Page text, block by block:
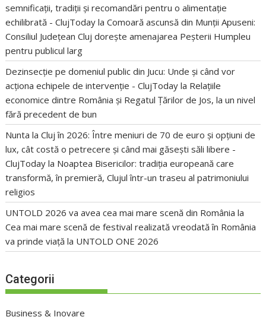
semnificații, tradiții și recomandări pentru o alimentație
echilibrată - ClujToday laComoară ascunsă din Munții Apuseni:
Consiliul Județean Cluj dorește amenajarea Peșterii Humpleu
pentru publicul larg
Dezinsecție pe domeniul public din Jucu: Unde și când vor
acționa echipele de intervenție - ClujToday la Relațiile
economice dintre România și Regatul Țărilor de Jos, la un nivel
fără precedent de bun
Nunta la Cluj în 2026: Între meniuri de 70 de euro și opțiuni de
lux, cât costă o petrecere și când mai găsești săli libere -
ClujToday la Noaptea Bisericilor: tradiția europeană care
transformă, în premieră, Clujul într-un traseu al patrimoniului
religios
UNTOLD 2026 va avea cea mai mare scenă din România la
Cea mai mare scenă de festival realizată vreodată în România
va prinde viață la UNTOLD ONE 2026
Categorii
Business & Inovare